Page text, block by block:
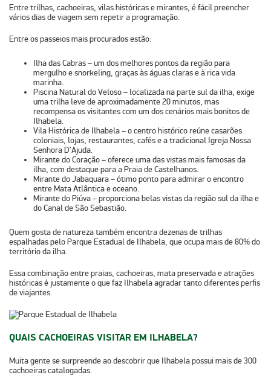
Entretrilhas, cachoeiras, vilas históricas e mirantes, é fácil preencher
vários dias de viagem sem repetir a programação.
Entre os passeios mais procurados estão:
Ilha das Cabras– um dos melhores pontos da região para
mergulho e snorkeling, graças às águas claras e à rica vida
marinha.
Piscina Natural do Veloso– localizada na parte sul da ilha, exige
uma trilha leve de aproximadamente 20 minutos, mas
recompensa os visitantes com um dos cenários mais bonitos de
Ilhabela.
Vila Histórica de Ilhabela– o centro histórico reúne casarões
coloniais, lojas, restaurantes, cafés e a tradicional Igreja Nossa
Senhora D’Ajuda.
Mirante do Coração– oferece uma das vistas mais famosas da
ilha, com destaque para a Praia de Castelhanos.
Mirante do Jabaquara– ótimo ponto para admirar o encontro
entre Mata Atlântica e oceano.
Mirante do Piúva– proporciona belas vistas da região sul da ilha e
do Canal de São Sebastião.
Quem gosta de natureza também encontra dezenas de trilhas
espalhadas peloParque Estadual de Ilhabela, que ocupamais de 80% do
territórioda ilha.
Essa combinação entre praias, cachoeiras, mata preservada e atrações
históricas é justamente o que faz Ilhabela agradar tanto diferentes perfis
de viajantes.
QUAIS CACHOEIRAS VISITAR EM ILHABELA?
Muita gente se surpreende ao descobrir que Ilhabela possuimais de 300
cachoeirascatalogadas.